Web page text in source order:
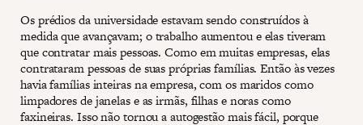
Os prédios da universidade estavam sendo construídos à
medida que avançavam; o trabalho aumentou e elas tiveram
que contratar mais pessoas. Como em muitas empresas, elas
contrataram pessoas de suas próprias famílias. Então às vezes
havia famílias inteiras na empresa, com os maridos como
limpadores de janelas e as irmãs, filhas e noras como
faxineiras. Isso não tornou a autogestão mais fácil, porque